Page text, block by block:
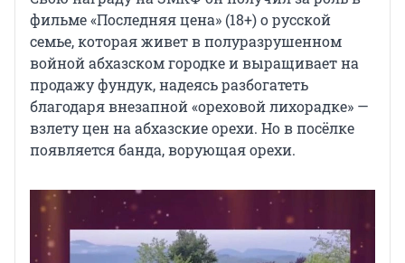
фильме «Последняя цена» (18+) о русской
семье, которая живет в полуразрушенном
войной абхазском городке и выращивает на
продажу фундук, надеясь разбогатеть
благодаря внезапной «ореховой лихорадке» —
взлету цен на абхазские орехи. Но в посёлке
появляется банда, ворующая орехи.